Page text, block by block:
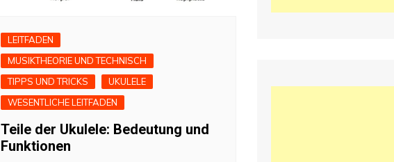
LEITFADEN
MUSIKTHEORIE UND TECHNISCH
TIPPS UND TRICKS
UKULELE
WESENTLICHE LEITFADEN
Teile der Ukulele: Bedeutung und
Funktionen